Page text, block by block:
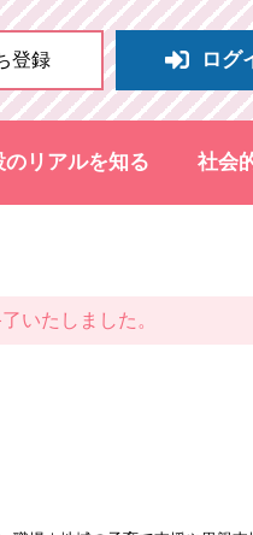
登録 ログ
のリアルを知る 社会
いたしました。